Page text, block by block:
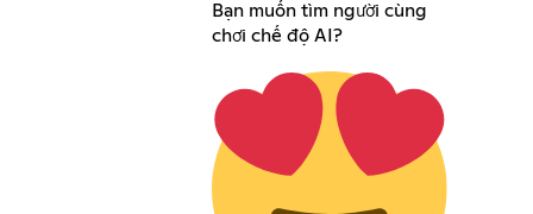
Bạn muốn tìm người cùng
chơi chế độ AI?